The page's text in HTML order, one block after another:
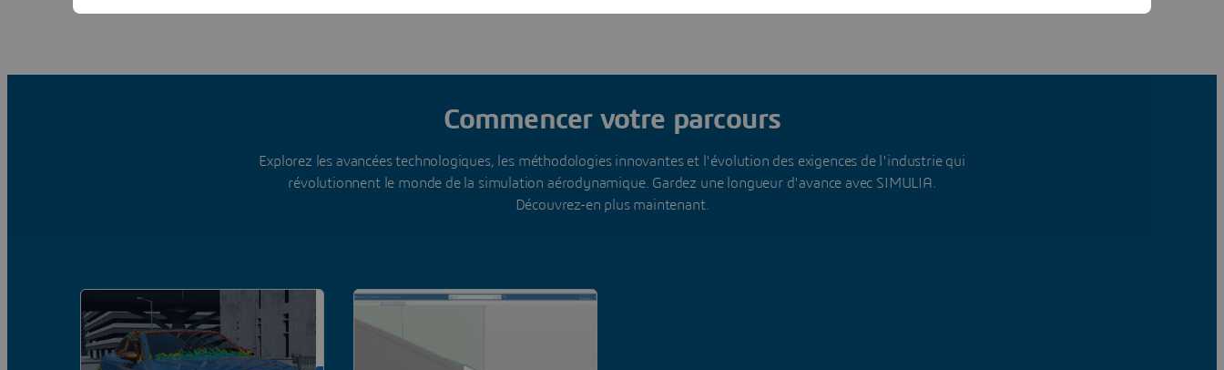
Commencer votre parcours
Explorez les avancées technologiques, les méthodologies innovantes et l'évolution des exigences de l'industrie qui
révolutionnent le monde de la simulation aérodynamique. Gardez une longueur d'avance avec SIMULIA.
Découvrez-en plus maintenant.